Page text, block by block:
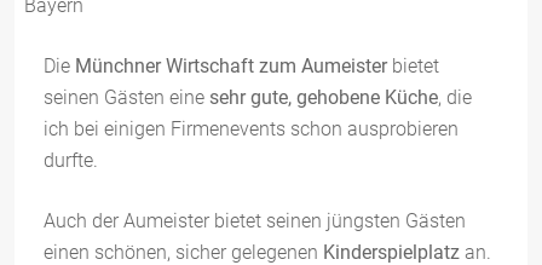
Die Münchner Wirtschaft zum Aumeisterbietet
seinen Gästen eine sehr gute, gehobene Küche, die
ich bei einigen Firmenevents schon ausprobieren
durfte.
Auch der Aumeister bietet seinen jüngsten Gästen
einen schönen, sicher gelegenen Kinderspielplatz an.